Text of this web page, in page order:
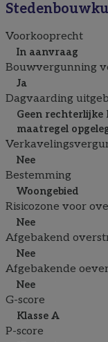
Voorkooprecht
In aanvraag
Bouwvergunning
Ja
Dagvaarding
Geen
maatregel
Nee
Bestemming
Woongebied
Risicozone voor
Nee
Afgebakend
Nee
Afgebakende
Nee
G-score
Klasse A
P-score